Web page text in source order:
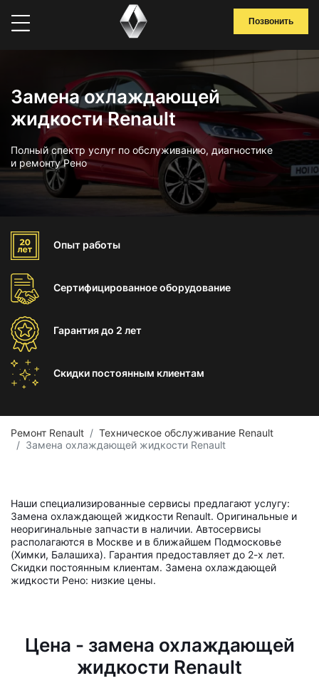
Позвонить
Замена охлаждающей
жидкости Renault
Полный спектр услуг по обслуживанию, диагностике
и ремонту Рено
Опыт работы
Сертифицированноеоборудование
Гарантиядо 2 лет
Скидки постоянным клиентам
Ремонт Renault
Техническое обслуживание Renault
Замена охлаждающей жидкости Renault
Наши специализированные сервисы предлагают услугу:
Замена охлаждающей жидкости Renault. Оригинальные и
неоригинальные запчасти в наличии. Автосервисы
располагаются в Москве и в ближайшем Подмосковье
(Химки, Балашиха). Гарантия предоставляет до 2-х лет.
Скидки постоянным клиентам. Замена охлаждающей
жидкости Рено: низкие цены.
Цена - замена охлаждающей
жидкости Renault